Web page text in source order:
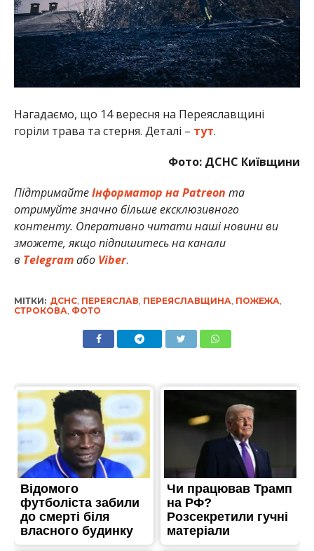
Нагадаємо, що 14 вересня на Переяславщині
горіли трава та стерня. Деталі – тут.
Фото: ДСНС Київщини
ПідтримайтеІнформатор на Patreon та
отримуйте значно більше ексклюзивного
контенту. Оперативно читати наші новини ви
зможете, якщо підпишитесь на канали
в Telegramабо Viber.
МІТКИ: ДСНС, ПЕРЕЯСЛАВ, ПЕРЕЯСЛАВЩИНА, ПОЖЕЖА,
СТРОКОВА, ФОТО